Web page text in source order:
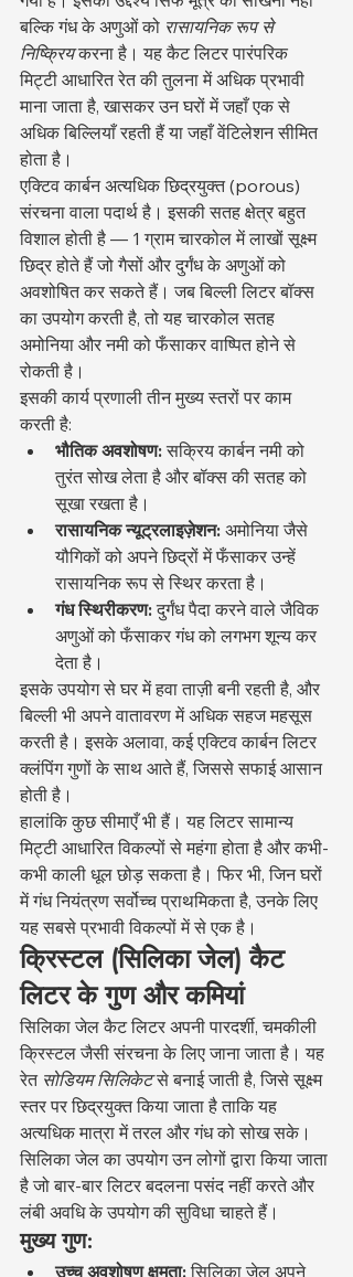
बल्कि गंध के अणुओं को रासायनिक रूप से
निष्क्रिय करना है। यह कैट लिटर पारंपरिक
मिट्टी आधारित रेत की तुलना में अधिक प्रभावी
माना जाता है, खासकर उन घरों में जहाँ एक से
अधिक बिल्लियाँ रहती हैं या जहाँ वेंटिलेशन सीमित
होता है।
एक्टिव कार्बन अत्यधिक छिद्रयुक्त (porous)
संरचना वाला पदार्थ है। इसकी सतह क्षेत्र बहुत
विशाल होती है — 1 ग्राम चारकोल में लाखों सूक्ष्म
छिद्र होते हैं जो गैसों और दुर्गंध के अणुओं को
अवशोषित कर सकते हैं। जब बिल्ली लिटर बॉक्स
का उपयोग करती है, तो यह चारकोल सतह
अमोनिया और नमी को फँसाकर वाष्पित होने से
रोकती है।
इसकी कार्य प्रणाली तीन मुख्य स्तरों पर काम
करती है:
भौतिक अवशोषण: सक्रिय कार्बन नमी को
तुरंत सोख लेता है और बॉक्स की सतह को
सूखा रखता है।
रासायनिक न्यूट्रलाइज़ेशन: अमोनिया जैसे
यौगिकों को अपने छिद्रों में फँसाकर उन्हें
रासायनिक रूप से स्थिर करता है।
गंध स्थिरीकरण: दुर्गंध पैदा करने वाले जैविक
अणुओं को फँसाकर गंध को लगभग शून्य कर
देता है।
इसके उपयोग से घर में हवा ताज़ी बनी रहती है, और
बिल्ली भी अपने वातावरण में अधिक सहज महसूस
करती है। इसके अलावा, कई एक्टिव कार्बन लिटर
क्लंपिंग गुणों के साथ आते हैं, जिससे सफाई आसान
होती है।
हालांकि कुछ सीमाएँ भी हैं। यह लिटर सामान्य
मिट्टी आधारित विकल्पों से महंगा होता है और कभी-
कभी काली धूल छोड़ सकता है। फिर भी, जिन घरों
में गंध नियंत्रण सर्वोच्च प्राथमिकता है, उनके लिए
यह सबसे प्रभावी विकल्पों में से एक है।
क्रिस्टल (सिलिका जेल) कैट
लिटर के गुण और कमियां
सिलिका जेल कैट लिटर अपनी पारदर्शी, चमकीली
क्रिस्टल जैसी संरचना के लिए जाना जाता है। यह
रेत सोडियम सिलिकेट से बनाई जाती है, जिसे सूक्ष्म
स्तर पर छिद्रयुक्त किया जाता है ताकि यह
अत्यधिक मात्रा में तरल और गंध को सोख सके।
सिलिका जेल का उपयोग उन लोगों द्वारा किया जाता
है जो बार-बार लिटर बदलना पसंद नहीं करते और
लंबी अवधि के उपयोग की सुविधा चाहते हैं।
मुख्य गुण:
उच्च अवशोषण क्षमता: सिलिका जेल अपने